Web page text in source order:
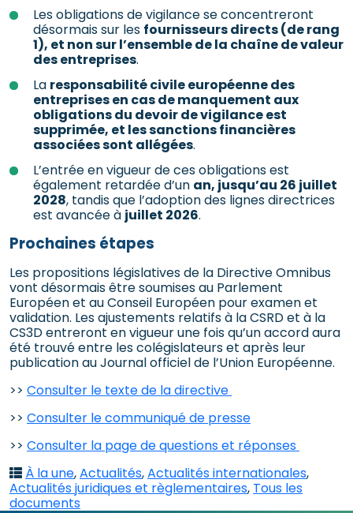
Les obligations de vigilance se concentreront
désormais sur les fournisseurs directs (de rang
1), et non sur l’ensemble de la chaîne de valeur
des entreprises.
La responsabilité civile européenne des
entreprises en cas de manquement aux
obligations du devoir de vigilance est
supprimée, et les sanctions financières
associées sont allégées.
L’entrée en vigueur de ces obligations est
également retardée d’un an, jusqu’au 26 juillet
2028, tandis que l’adoption des lignes directrices
est avancée à juillet 2026.
Prochaines étapes
Les propositions législatives de la Directive Omnibus
vont désormais être soumises au Parlement
Européen et au Conseil Européen pour examen et
validation. Les ajustements relatifs à la CSRD et à la
CS3D entreront en vigueur une fois qu’un accord aura
été trouvé entre les colégislateurs et après leur
publication au Journal officiel de l’Union Européenne.
>> Consulter le texte de la directive
>> Consulter le communiqué de presse
>> Consulter la page de questions et réponses
À la une,Actualités,Actualités internationales,
Actualités juridiques et règlementaires, Tous les
documents